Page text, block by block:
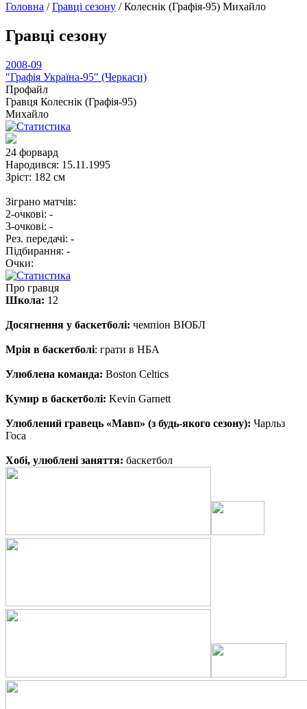
Головна /Гравці сезону /Колеснік (Графія-95) Михайло
Гравці сезону
2008-09
"Графія Україна-95" (Черкаси)
Профайл
Гравця Колеснік (Графія-95)
Михайло
24 форвард
Народився: 15.11.1995
Зріст: 182 см
Зіграно матчів:
2-очкові: -
3-очкові: -
Рез. передачі: -
Підбирання: -
Очки:
Про гравця
Школа: 12
Досягнення у баскетболі: чемпіон ВЮБЛ
Мрія в баскетболі: грати в НБА
Улюблена команда: Boston Celtics
Кумир в баскетболі: Kevin Garnett
Улюблений гравець «Мавп» (з будь-якого сезону): Чарльз
Госа
Хобі, улюблені заняття: баскетбол